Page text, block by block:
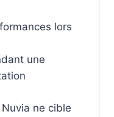
lors
une
ne cible